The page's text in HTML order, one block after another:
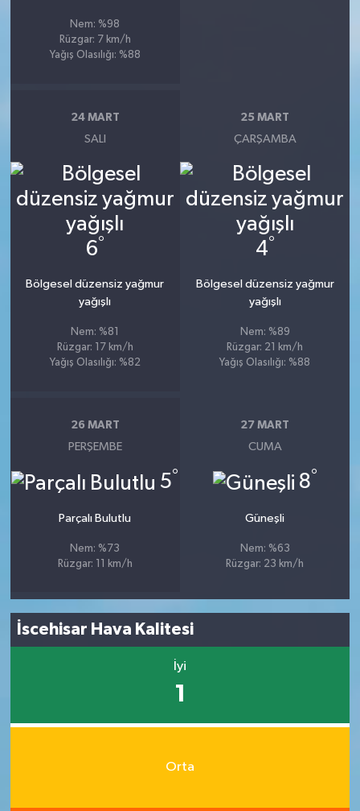
Nem: %98
Rüzgar: 7 km/h
Yağış Olasılığı: %88
24 MART
SALI
6°
Bölgesel düzensiz yağmur
yağışlı
Nem: %81
Rüzgar: 17 km/h
Yağış Olasılığı: %82
25 MART
ÇARŞAMBA
4°
Bölgesel düzensiz yağmur
yağışlı
Nem: %89
Rüzgar: 21 km/h
Yağış Olasılığı: %88
26 MART
PERŞEMBE
5°
Parçalı Bulutlu
Nem: %73
Rüzgar: 11 km/h
27 MART
CUMA
8°
Güneşli
Nem: %63
Rüzgar: 23 km/h
İscehisar Hava Kalitesi
İyi
1
Orta